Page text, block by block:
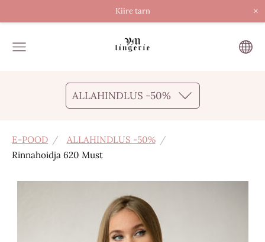
Kiire tarn ×
ALLAHINDLUS -50%
E-POOD
ALLAHINDLUS -50%
Rinnahoidja 620 Must